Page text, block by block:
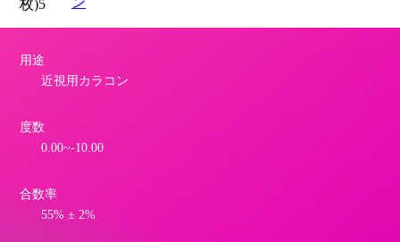
箱30枚)、乱視用カラコン、乱視カラコン、格安乱
レンズ、激安カラコン、格安カラコン専門のブラウ
視用カラコン、激安乱視用カラコン、韓国乱視カラ
用途
近視用カラコン
度数
0.00~-10.00
合数率
55% ± 2%